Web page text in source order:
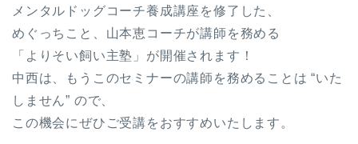
メンタルドッグコーチ養成講座を修了した、
めぐっちこと、山本恵コーチが講師を務める
「よりそい飼い主塾」が開催されます！
中西は、もうこのセミナーの講師を務めることは “いた
しません” ので、
この機会にぜひご受講をおすすめいたします。